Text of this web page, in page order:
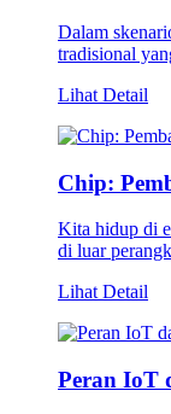
Dalam
tradisional
Lihat Detail
Chip:
Kita hidup di
di luar
Lihat Detail
Peran IoT